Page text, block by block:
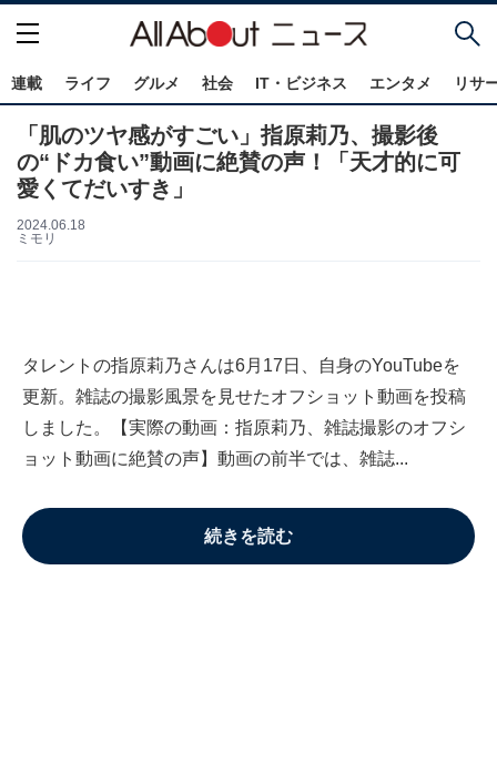
連載 ライフ グルメ 社会 IT・ビジネス エンタメ リサ
「肌のツヤ感がすごい」指原莉乃、撮影後
の“ドカ食い”動画に絶賛の声！「天才的に可
愛くてだいすき」
2024.06.18
ミモリ
タレントの指原莉乃さんは6月17日、自身のYouTubeを
更新。雑誌の撮影風景を見せたオフショット動画を投稿
しました。【実際の動画：指原莉乃、雑誌撮影のオフシ
ョット動画に絶賛の声】動画の前半では、雑誌...
続きを読む